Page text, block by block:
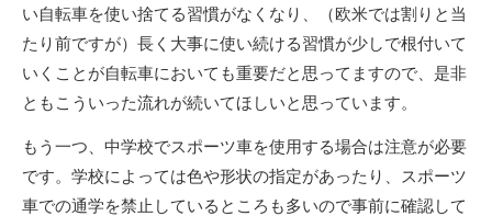
い自転車を使い捨てる習慣がなくなり、（欧米では割りと当
たり前ですが）長く大事に使い続ける習慣が少しで根付いて
いくことが自転車においても重要だと思ってますので、是非
ともこういった流れが続いてほしいと思っています。
もう一つ、中学校でスポーツ車を使用する場合は注意が必要
です。学校によっては色や形状の指定があったり、スポーツ
車での通学を禁止しているところも多いので事前に確認して